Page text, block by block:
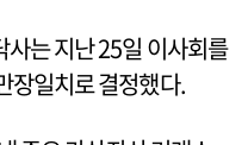
는 지난 25일 이사회를
장일치로 결정했다.